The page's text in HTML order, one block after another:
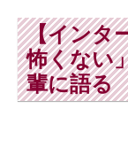
【インタ
怖くない
輩に語る